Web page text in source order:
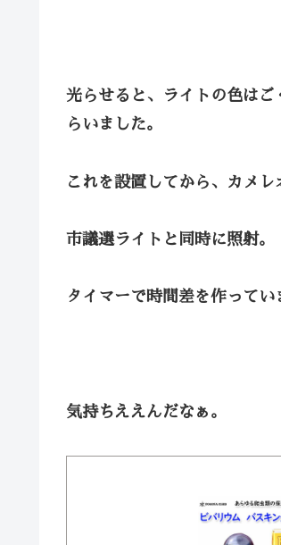
光らせると、ライトの色は
らいました。
これを設置してから、カメレ
市議選ライトと同時に照射。
タイマーで時間差を作ってい
気持ちええんだなぁ。